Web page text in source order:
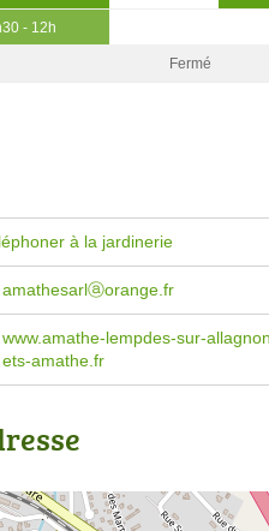
- 12h
Fermé
à la jardinerie
amathesarlⓐorange.fr
www.amathe-lempdes-sur-
ets-amathe.fr